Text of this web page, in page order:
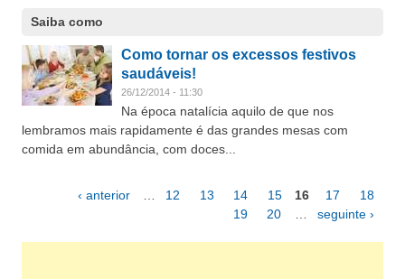
Saiba como
Como tornar os excessos festivos
saudáveis!
26/12/2014 - 11:30
Na época natalícia aquilo de que nos
lembramos mais rapidamente é das grandes mesas com
comida em abundância, com doces...
Páginas‹ anterior 12 13 14 15 16 17
18
19
20 seguinte ›